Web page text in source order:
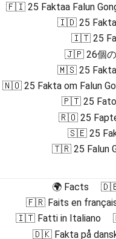
🇫🇮 25 Faktaa Falun
🇮🇩 25 Fakta
🇮🇹 25
🇯🇵 26個の
🇲🇸 25 Fakta
🇳🇴 25 Fakta om Falun
🇵🇹 25
🇷🇴 25 Fapte
🇸🇪 25
🇹🇷 25 Falun
🌍 Facts
🇩🇪
🇫🇷 Faits en
🇮🇹 Fatti in Italiano
🇩🇰 Fakta på